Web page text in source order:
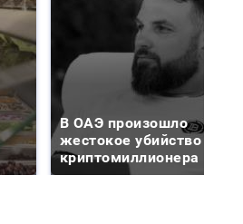
В ОАЭ произошло
жестокое убийство
криптомиллионера